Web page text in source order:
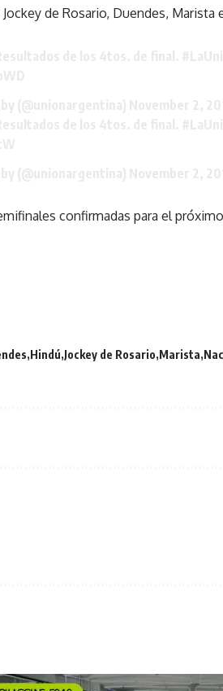
de Rosario, Duendes, Marista
confirmadas para el
Hindú Jockey de Rosario Marista